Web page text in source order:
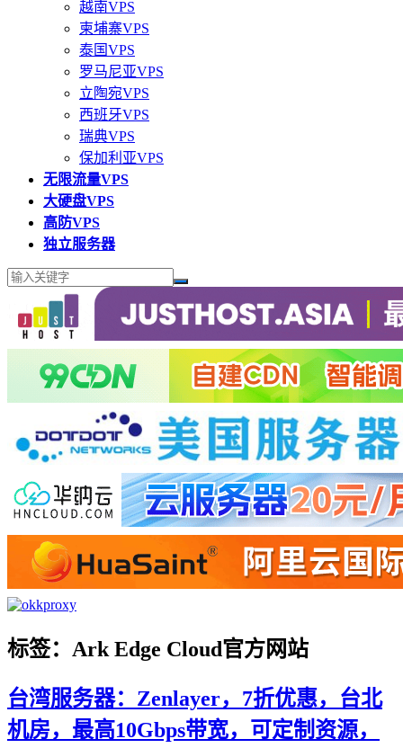
越南VPS
柬埔寨VPS
泰国VPS
罗马尼亚VPS
立陶宛VPS
西班牙VPS
瑞典VPS
保加利亚VPS
无限流量VPS
大硬盘VPS
高防VPS
独立服务器
标签：Ark Edge Cloud官方网站
台湾服务器：Zenlayer，7折优惠，台北
机房，最高10Gbps带宽，可定制资源，